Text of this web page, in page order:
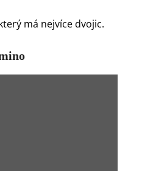
má nejvíce dvojic.